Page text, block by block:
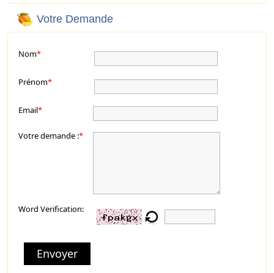
Votre Demande
Nom*
Prénom*
Email*
Votre demande :*
Word Verification:
Envoyer